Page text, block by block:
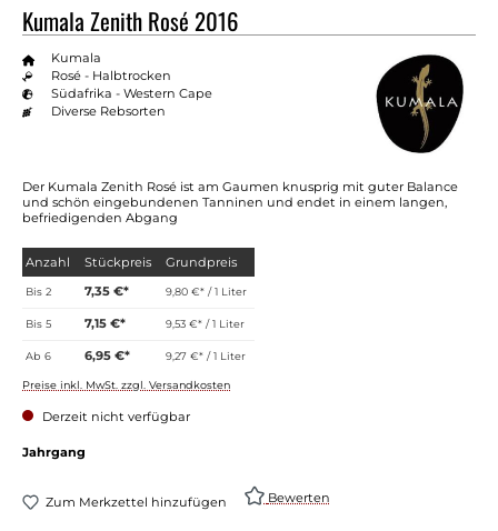
Kumala Zenith Rosé 2016
Kumala
Rosé - Halbtrocken
Südafrika - Western Cape
Diverse Rebsorten
Der Kumala Zenith Rosé ist am Gaumen knusprig mit guter Balance
und schön eingebundenen Tanninen und endet in einem langen,
befriedigenden Abgang
Anzahl Stückpreis Grundpreis
Bis2 7,35 €* 9,80 €* / 1 Liter
Bis5 7,15 €* 9,53 €* / 1 Liter
Ab6 6,95 €* 9,27 €* / 1 Liter
Preise inkl. MwSt. zzgl. Versandkosten
Derzeit nicht verfügbar
Jahrgang
Zum Merkzettel hinzufügen Bewerten